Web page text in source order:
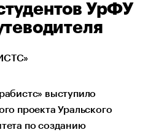
УрФУ
выступило
проекта Уральского
по созданию